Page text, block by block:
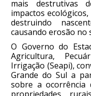
mais destrutivas
impactos
destruindo
causando erosão no
O Governo do
Agricultura,
Irrigação (Seapi),
Grande do Sul a
sobre a ocorrência
propriedades